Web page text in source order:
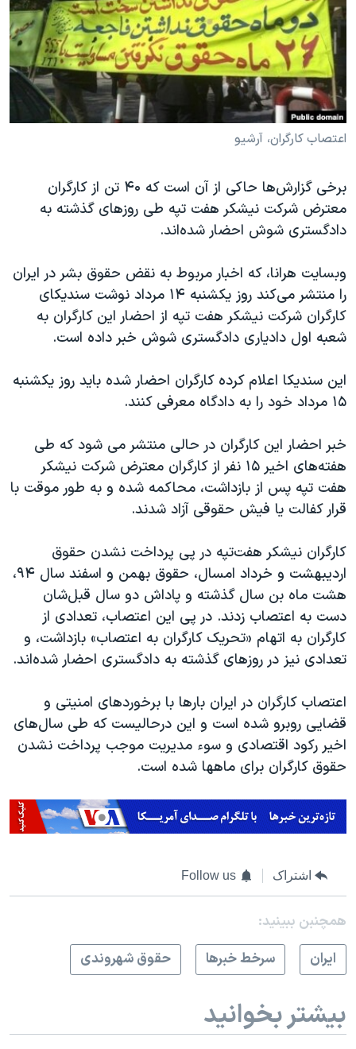
فرهنگ و زندگی
حقوق شهروندی
اقتصادی
علم و فناوری
اسرائیل در جنگ
آرشیو پخش زنده
مستندها
انتخابات ریاست جمهوری آمریکا ۲۰۲۴
حمله جمهوری اسلامی به اسرائیل
رمز مهسا
ورزش زنان در ایران
مجموعه مستندهای دادخواهی
تریبونال مردمی آبان ۹۸
چهل سال گروگان‌گیری
قانون شفافیت دارائی کادر رهبری ایران
اعتراضات مردمی آبان ۹۸
نرگس محمدی برنده جایزه نوبل صلح
صفحه‌های ویژه
سفر پرزیدنت ترامپ به چین
دنبال کنید
زبانهای مختلف
اعتصاب کارگران، آرشیو
برخی گزارش‌ها حاکی از آن است که ۴۰ تن از کارگران
معترض شرکت نیشکر هفت تپه طی روزهای گذشته به
دادگستری شوش احضار شده‌اند.
وبسایت هرانا، که اخبار مربوط به نقض حقوق بشر در ایران
را منتشر می‌کند روز یکشنبه ۱۴ مرداد نوشت سندیکای
کارگران شرکت نیشکر هفت تپه از احضار این کارگران به
شعبه اول دادیاری دادگستری شوش خبر داده است.
این سندیکا اعلام کرده کارگران احضار شده باید روز یکشنبه
۱۵ مرداد خود را به دادگاه معرفی کنند.
خبر احضار این کارگران در حالی منتشر می شود که طی
هفته‌های اخیر ۱۵ نفر از کارگران معترض شرکت نیشکر
هفت تپه پس از بازداشت، محاکمه شده و به طور موقت با
قرار کفالت یا فیش حقوقی آزاد شدند.
کارگران نیشکر هفت‌تپه در پی پرداخت نشدن حقوق
اردیبهشت و خرداد امسال، حقوق بهمن و اسفند سال ۹۴،
هشت ماه بن سال گذشته و پاداش دو سال قبل‌شان
دست به اعتصاب زدند. در پی این اعتصاب، تعدادی از
کارگران به اتهام «تحریک کارگران به اعتصاب» بازداشت، و
تعدادی نیز در روزهای گذشته به دادگستری احضار شده‌اند.
اعتصاب کارگران در ایران بارها با برخوردهای امنیتی و
قضایی روبرو شده است و این درحالیست که طی سال‌های
اخیر رکود اقتصادی و سوء مدیریت موجب پرداخت نشدن
حقوق کارگران برای ماهها شده است.
اشتراک Follow us
همچنبن ببینید:
ايران
سرخط خبرها حقوق شهروندی
بیشتر بخوانید